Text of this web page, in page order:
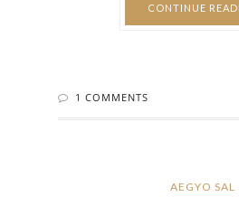
CONTINUE
1 COMMENTS
AEGYO SAL